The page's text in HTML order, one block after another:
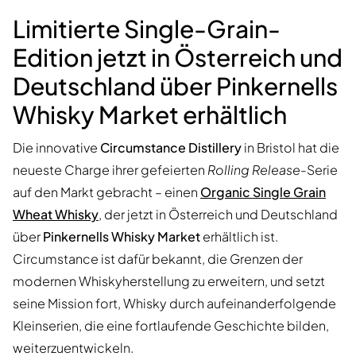
Limitierte Single-Grain-
Edition jetzt in Österreich und
Deutschland über Pinkernells
Whisky Market erhältlich
Die innovative Circumstance Distilleryin Bristol hat die
neueste Charge ihrer gefeierten Rolling Release-Serie
auf den Markt gebracht – einen Organic Single Grain
Wheat Whisky, der jetzt in Österreich und Deutschland
überPinkernells Whisky Marketerhältlich ist.
Circumstance ist dafür bekannt, die Grenzen der
modernen Whiskyherstellung zu erweitern, und setzt
seine Mission fort, Whisky durch aufeinanderfolgende
Kleinserien, die eine fortlaufende Geschichte bilden,
weiterzuentwickeln.